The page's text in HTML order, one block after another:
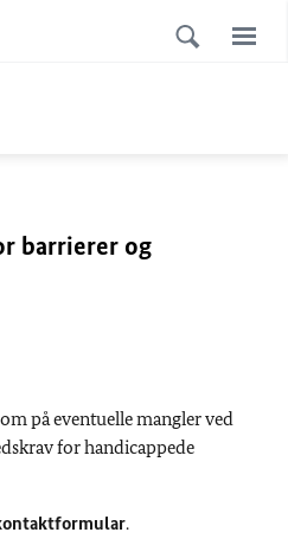
barrierer og
på eventuelle mangler ved
for handicappede
.